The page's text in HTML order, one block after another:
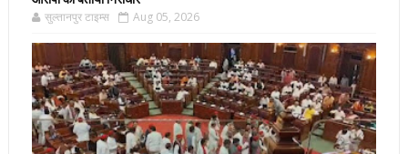
सुल्तानपुर टाइम्स Aug 05, 2026